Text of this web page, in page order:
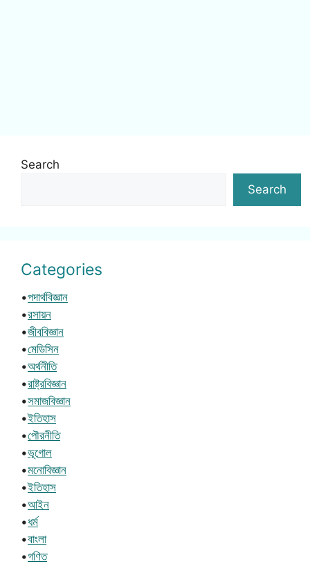
Search
Search
Categories
•পদার্থবিজ্ঞান
•রসায়ন
•জীববিজ্ঞান
•মেডিসিন
•অর্থনীতি
•রাষ্ট্রবিজ্ঞান
•সমাজবিজ্ঞান
•ইতিহাস
•পৌরনীতি
•ভূগোল
•মনোবিজ্ঞান
•ইতিহাস
•আইন
•ধর্ম
•বাংলা
•গণিত